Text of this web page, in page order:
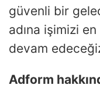
güvenli bir
adına işimizi
devam
Adform